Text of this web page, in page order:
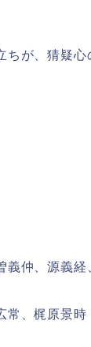
ちが、猜疑心
仲、源義経
、梶原景時